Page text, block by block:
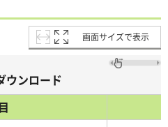
画面サイズで表示
ウンロード